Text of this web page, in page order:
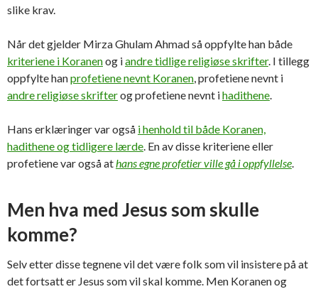
slike krav.
Når det gjelder Mirza Ghulam Ahmad så oppfylte han både
kriteriene i Koranenog iandre tidlige religiøse skrifter. I tillegg
oppfylte hanprofetiene nevnt Koranen, profetiene nevnt i
andre religiøse skrifterog profetiene nevnt ihadithene.
Hans erklæringer var også i henhold til både Koranen,
hadithene og tidligere lærde. En av disse kriteriene eller
profetiene var også athans egne profetier ville gå i oppfyllelse.
Men hva med Jesus som skulle
komme?
Selv etter disse tegnene vil det være folk som vil insistere på at
det fortsatt er Jesus som vil skal komme. Men Koranen og